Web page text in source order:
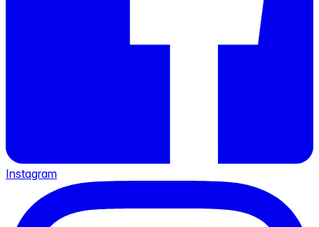
Instagram